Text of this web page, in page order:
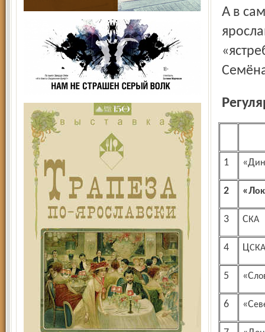
А в самом конце встречи удача отвернулась от
1
2
3 СКА
4 ЦСКА
5
6